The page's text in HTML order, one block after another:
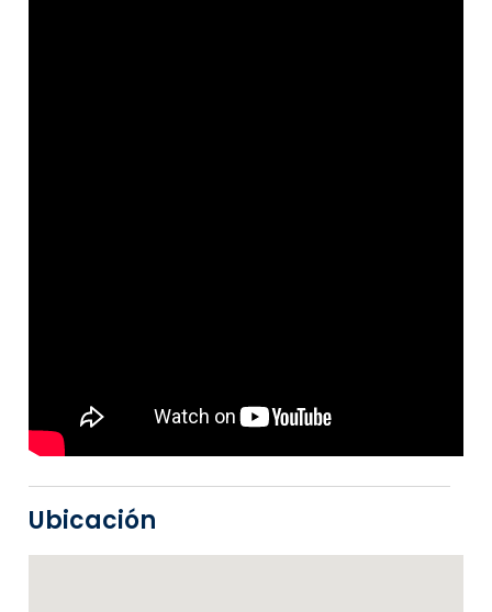
Ubicación